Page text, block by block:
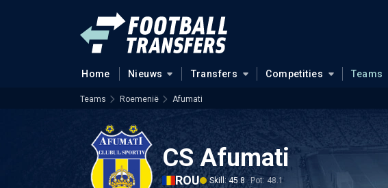
Home Nieuws Transfers Competities Teams
Teams Roemenië Afumati
CS Afumati
ROU Skill: 45.8 Pot: 48.1